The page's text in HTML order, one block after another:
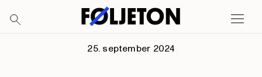
25. september 2024